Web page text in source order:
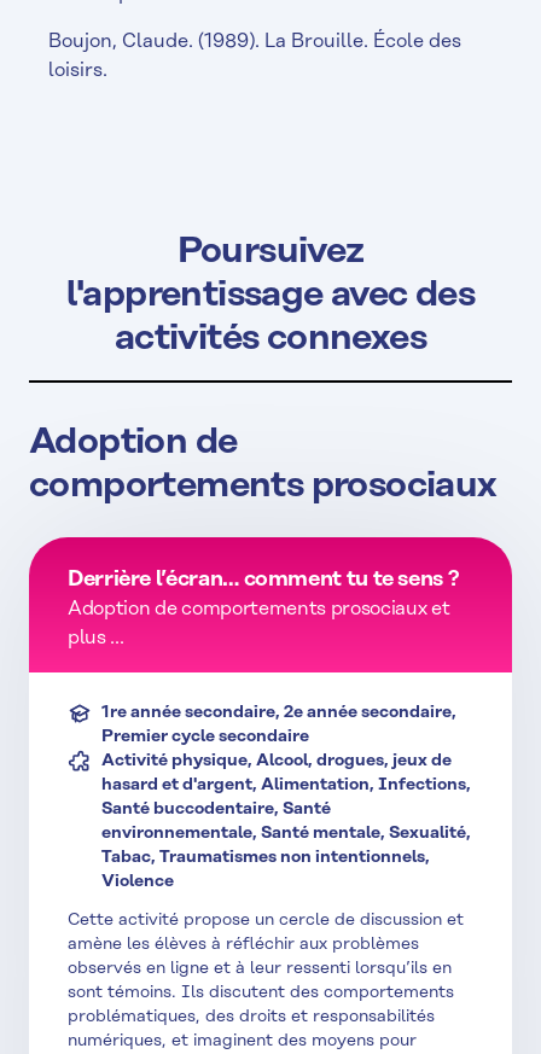
Boujon, Claude. (1989). La Brouille. École des
loisirs.
Poursuivez
l'apprentissage avec des
activités connexes
Adoption de
comportements prosociaux
Derrière l’écran… comment tu te sens ?
Adoption de comportements prosociaux et
plus ...
1re année secondaire, 2e année secondaire,
Premier cycle secondaire
Activité physique, Alcool, drogues, jeux de
hasard et d'argent, Alimentation, Infections,
Santé buccodentaire, Santé
environnementale, Santé mentale, Sexualité,
Tabac, Traumatismes non intentionnels,
Violence
Cette activité propose un cercle de discussion et
amène les élèves à réfléchir aux problèmes
observés en ligne et à leur ressenti lorsqu’ils en
sont témoins. Ils discutent des comportements
problématiques, des droits et responsabilités
numériques, et imaginent des moyens pour